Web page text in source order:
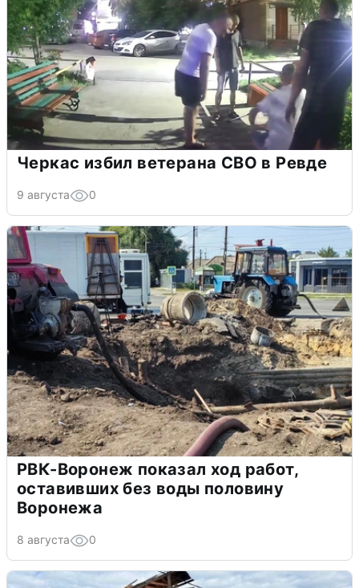
Черкас избил ветерана СВО в Ревде
9 августа 0
РВК-Воронеж показал ход работ,
оставивших без воды половину
Воронежа
8 августа 0